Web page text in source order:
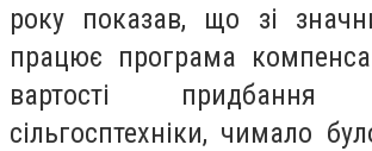
року показав, що зі
працює програма
вартості придбання
сільгосптехніки, чимало